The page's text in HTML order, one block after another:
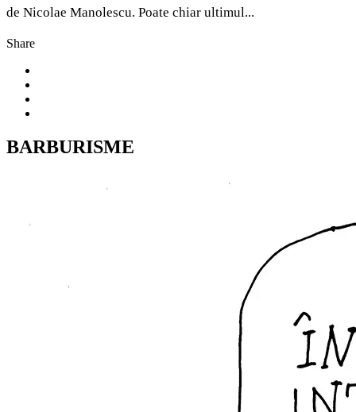
de Nicolae Manolescu. Poate chiar ultimul...
Share
BARBURISME